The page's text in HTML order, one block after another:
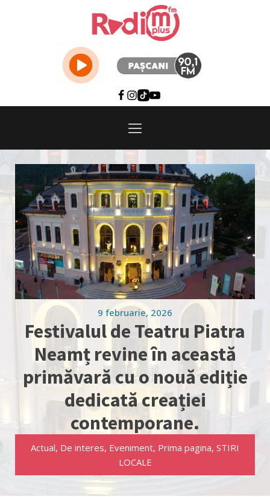
9 februarie, 2026
Festivalul de Teatru Piatra
Neamț revine în această
primăvară cu o nouă ediție
dedicată creației
contemporane.
Actual, De interes, Eveniment, Prima pagina, STIRI
LOCALE